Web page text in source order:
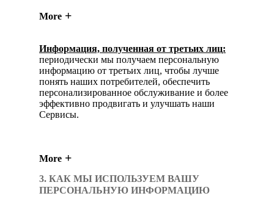
More
Информация, полученная от третьих лиц:
периодически мы получаем персональную
информацию от третьих лиц, чтобы лучше
понять наших потребителей, обеспечить
персонализированное обслуживание и более
эффективно продвигать и улучшать наши
Сервисы.
More
3. КАК МЫ ИСПОЛЬЗУЕМ ВАШУ
ПЕРСОНАЛЬНУЮ ИНФОРМАЦИЮ